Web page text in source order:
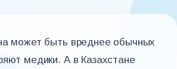
может быть вреднее обычных
медики. А в Казахстане